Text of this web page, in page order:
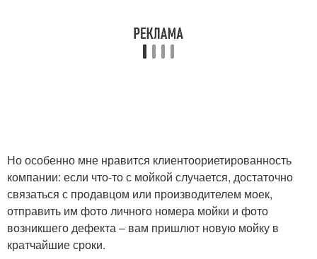
Но особенно мне нравится клиентоориетированность
компании: если что-то с мойкой случается, достаточно
связаться с продавцом или производителем моек,
отправить им фото личного номера мойки и фото
возникшего дефекта – вам пришлют новую мойку в
кратчайшие сроки.